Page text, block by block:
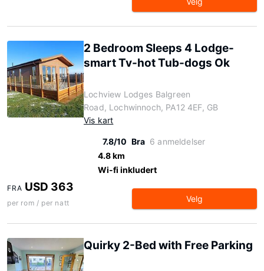
2 Bedroom Sleeps 4 Lodge-
smart Tv-hot Tub-dogs Ok
Lochview Lodges Balgreen
Road, Lochwinnoch, PA12 4EF, GB
Vis kart
7.8/10 Bra 6 anmeldelser
4.8 km
Wi-fi inkludert
FRA USD 363
per rom / per natt Velg
Quirky 2-Bed with Free Parking